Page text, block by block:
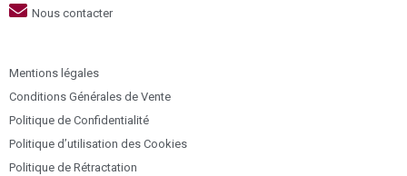
Nous contacter
Mentions légales
Conditions Générales de Vente
Politique de Confidentialité
Politique d’utilisation des Cookies
Politique de Rétractation